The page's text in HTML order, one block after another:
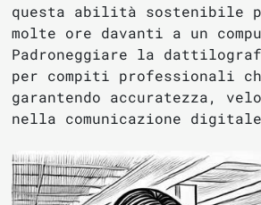
questa abilità sostenibile
molte ore davanti a un
Padroneggiare la
per compiti professionali
garantendo accuratezza,
nella comunicazione